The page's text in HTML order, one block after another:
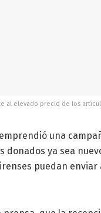
al elevado precio de los
una
donados ya sea
puedan